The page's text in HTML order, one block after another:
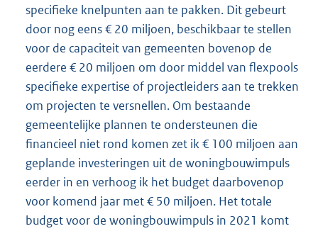
specifieke knelpunten aan te pakken. Dit gebeurt
door nog eens € 20 miljoen, beschikbaar te stellen
voor de capaciteit van gemeenten bovenop de
eerdere € 20 miljoen om door middel van flexpools
specifieke expertise of projectleiders aan te trekken
om projecten te versnellen. Om bestaande
gemeentelijke plannen te ondersteunen die
financieel niet rond komen zet ik € 100 miljoen aan
geplande investeringen uit de woningbouwimpuls
eerder in en verhoog ik het budget daarbovenop
voor komend jaar met € 50 miljoen. Het totale
budget voor de woningbouwimpuls in 2021 komt